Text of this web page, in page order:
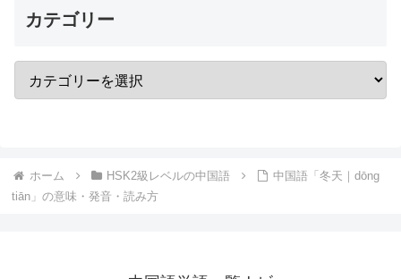
カテゴリー
ホーム HSK2級レベルの中国語
中国語「冬天｜dōng
tiān」の意味・発音・読み方